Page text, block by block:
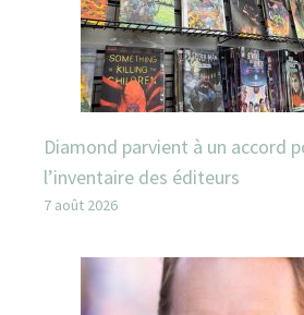
Diamond parvient à un accord
l’inventaire des éditeurs
7 août 2026